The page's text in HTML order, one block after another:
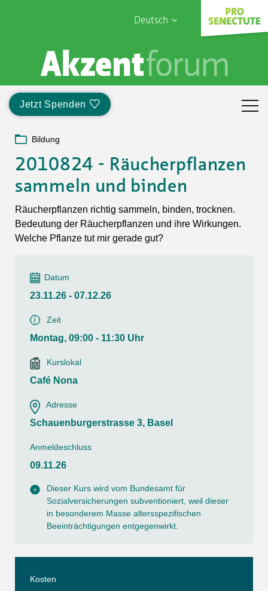
Deutsch
English
Français
Jetzt Spenden
Sophia Care
Bildung
2010824 - Räucherpflanzen
sammeln und binden
Räucherpflanzen richtig sammeln, binden, trocknen.
Bedeutung der Räucherpflanzen und ihre Wirkungen.
Welche Pflanze tut mir gerade gut?
Datum
23.11.26 - 07.12.26
Zeit
Montag, 09:00 - 11:30 Uhr
Kurslokal
Café Nona
Adresse
Schauenburgerstrasse 3, Basel
Anmeldeschluss
09.11.26
Dieser Kurs wird vom Bundesamt für
Sozialversicherungen subventioniert, weil dieser
in besonderem Masse altersspezifischen
Beeinträchtigungen entgegenwirkt.
Kosten